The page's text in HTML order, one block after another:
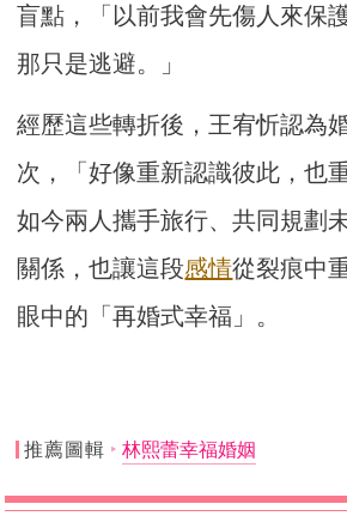
盲點，「以前我會先傷人來保
那只是逃避。」
經歷這些轉折後，王宥忻認為
次，「好像重新認識彼此，也
如今兩人攜手旅行、共同規劃
關係，也讓這段感情從裂痕中
眼中的「再婚式幸福」。
推薦圖輯 林熙蕾幸福婚姻